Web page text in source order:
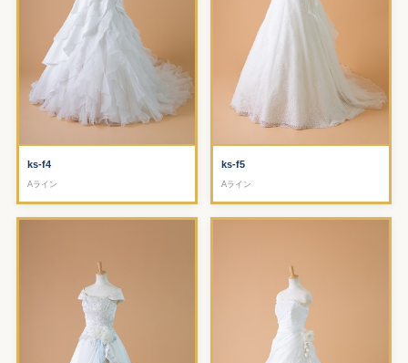
ks-f4
Aライン
ks-f5
Aライン